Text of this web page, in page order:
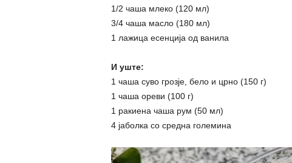
1/2 чаша млеко (120 мл)
3/4 чаша масло (180 мл)
1 лажица есенција од ванила
И уште:
1 чаша суво грозје, бело и црно (150 г)
1 чаша ореви (100 г)
1 ракиена чаша рум (50 мл)
4 јаболка со средна големина